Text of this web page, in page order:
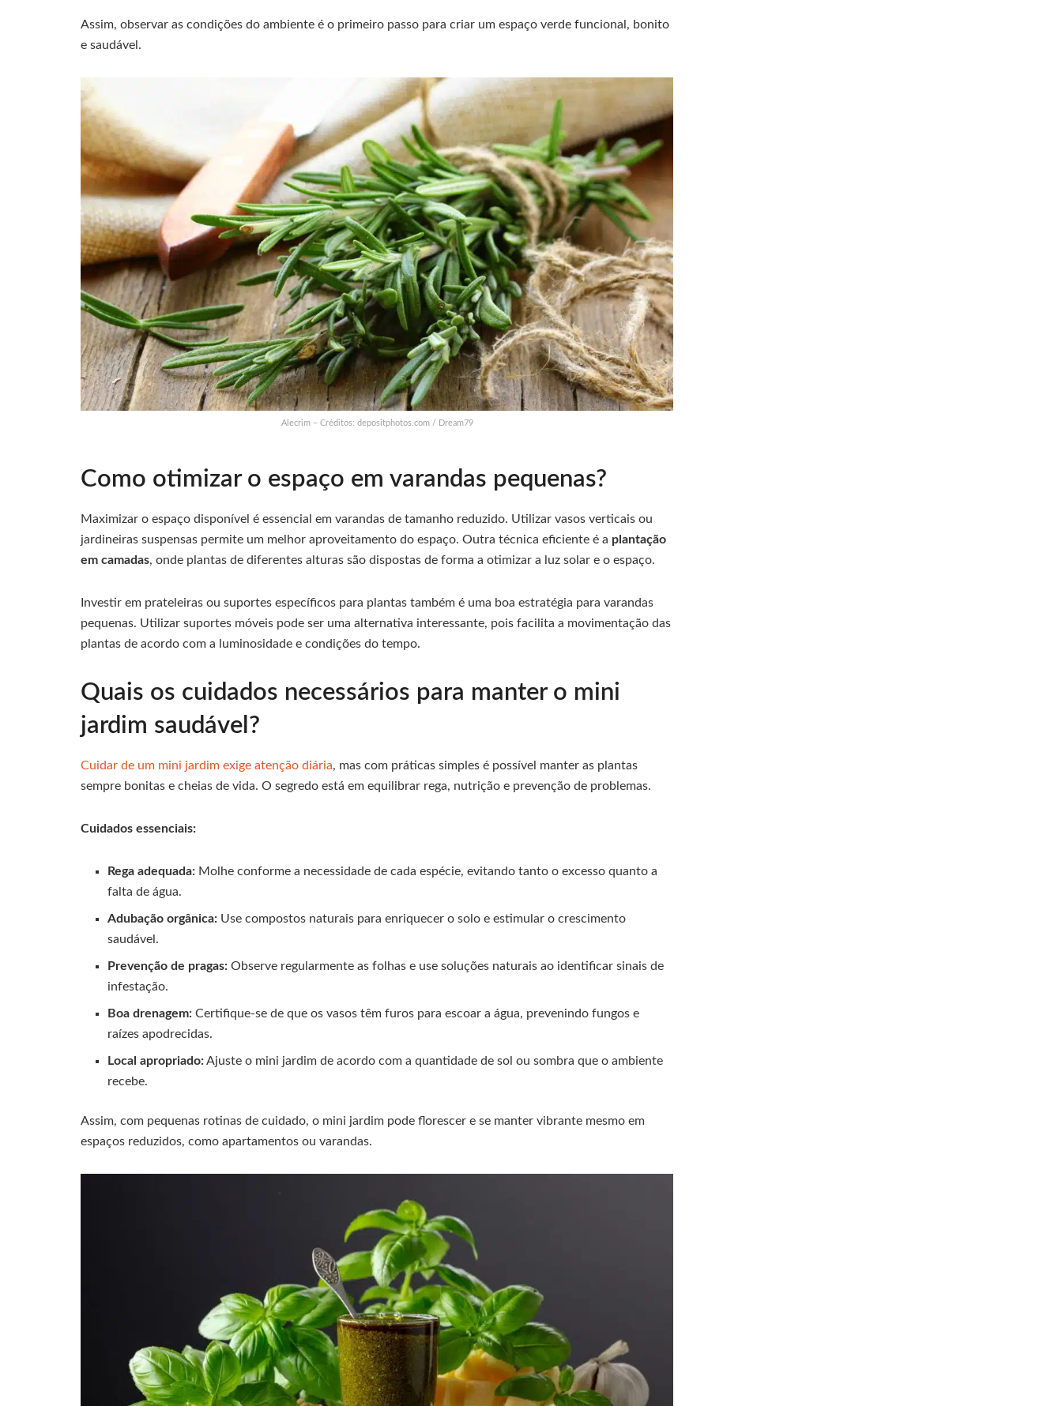
Assim, observar as condições do ambiente é o primeiro passo para criar um espaço verde funcional, bonito
e saudável.
Alecrim – Créditos: depositphotos.com / Dream79
Como otimizar o espaço em varandas pequenas?
Maximizar o espaço disponível é essencial em varandas de tamanho reduzido. Utilizar vasos verticais ou
jardineiras suspensas permite um melhor aproveitamento do espaço. Outra técnica eficiente é a plantação
em camadas, onde plantas de diferentes alturas são dispostas de forma a otimizar a luz solar e o espaço.
Investir em prateleiras ou suportes específicos para plantas também é uma boa estratégia para varandas
pequenas. Utilizar suportes móveis pode ser uma alternativa interessante, pois facilita a movimentação das
plantas de acordo com a luminosidade e condições do tempo.
Quais os cuidados necessários para manter o mini
jardim saudável?
Cuidar de um mini jardim exige atenção diária, mas com práticas simples é possível manter as plantas
sempre bonitas e cheias de vida. O segredo está em equilibrar rega, nutrição e prevenção de problemas.
Cuidados essenciais:
Rega adequada: Molhe conforme a necessidade de cada espécie, evitando tanto o excesso quanto a
falta de água.
Adubação orgânica: Use compostos naturais para enriquecer o solo e estimular o crescimento
saudável.
Prevenção de pragas: Observe regularmente as folhas e use soluções naturais ao identificar sinais de
infestação.
Boa drenagem: Certifique-se de que os vasos têm furos para escoar a água, prevenindo fungos e
raízes apodrecidas.
Local apropriado:Ajuste o mini jardim de acordo com a quantidade de sol ou sombra que o ambiente
recebe.
Assim, com pequenas rotinas de cuidado, o mini jardim pode florescer e se manter vibrante mesmo em
espaços reduzidos, como apartamentos ou varandas.